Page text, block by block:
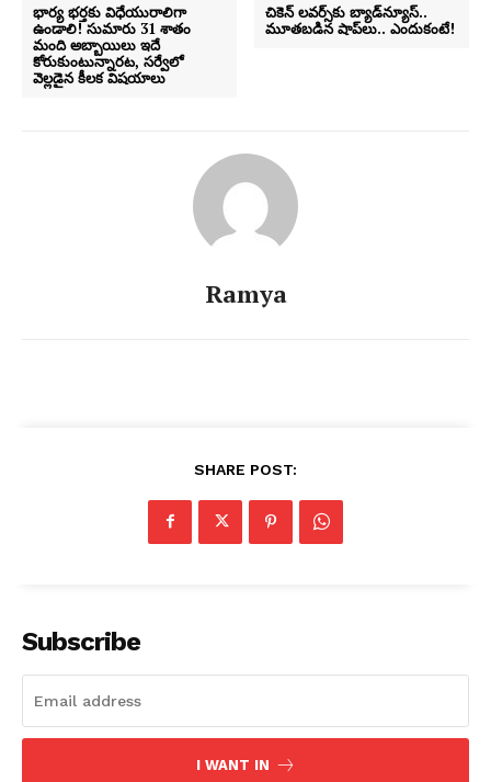
భార్య భర్తకు విధేయురాలిగా
ఉండాలి! సుమారు 31 శాతం
మంది అబ్బాయిలు ఇదే
కోరుకుంటున్నారట, సర్వేలో
వెల్లడైన కీలక విషయాలు
చికెన్ లవర్స్‌కు బ్యాడ్‌న్యూస్..
మూతబడిన షాప్‌లు.. ఎందుకంటే!
Ramya
SHARE POST:
Subscribe
I WANT IN